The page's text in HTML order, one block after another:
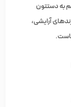
به دستتون
آرایشی،